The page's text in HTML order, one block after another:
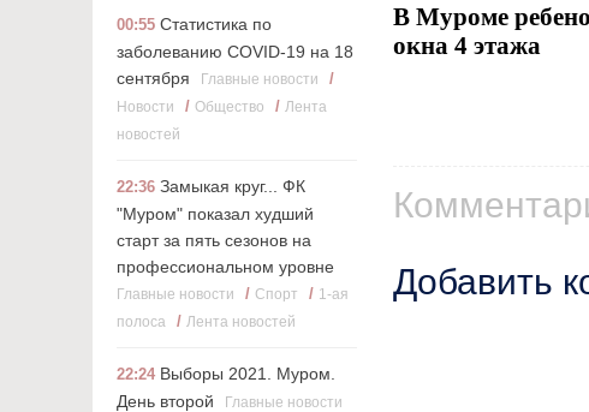
00:55 Статистика по
заболеванию COVID-19 на 18
сентября
Главные новости /
Новости / Общество / Лента
новостей
22:36 Замыкая круг... ФК
"Муром" показал худший
старт за пять сезонов на
профессиональном уровне
Главные новости / Cпорт / 1-ая
полоса
/ Лента новостей
22:24 Выборы 2021. Муром.
День второй
Главные новости
В Муроме
окна 4 этажа
Добавить